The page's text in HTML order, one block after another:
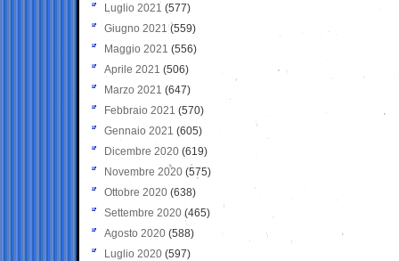
Luglio 2021 (577)
Giugno 2021(559)
Maggio 2021 (556)
Aprile 2021 (506)
Marzo 2021 (647)
Febbraio 2021 (570)
Gennaio 2021 (605)
Dicembre 2020 (619)
Novembre 2020 (575)
Ottobre 2020 (638)
Settembre 2020(465)
Agosto 2020 (588)
Luglio 2020 (597)